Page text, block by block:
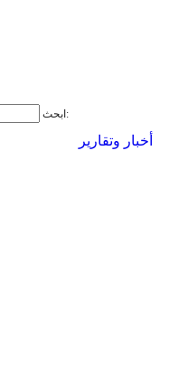
ابحث ابحث عن:
أخبار وتقارير